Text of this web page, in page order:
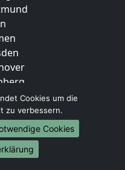
Cookies um die
zu verbessern.
Cookies